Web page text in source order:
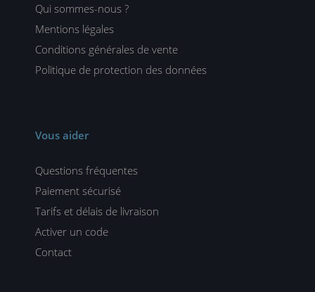
Qui sommes-nous ?
Mentions légales
Conditions générales de vente
Politique de protection des données
Vous aider
Questions fréquentes
Paiement sécurisé
Tarifs et délais de livraison
Activer un code
Contact